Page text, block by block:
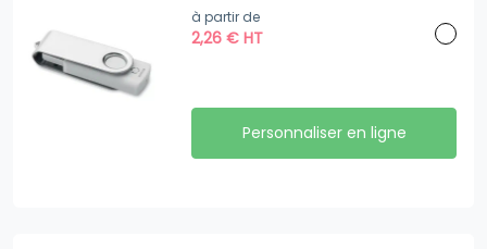
à partir de
2,26€ HT
Personnaliser en ligne